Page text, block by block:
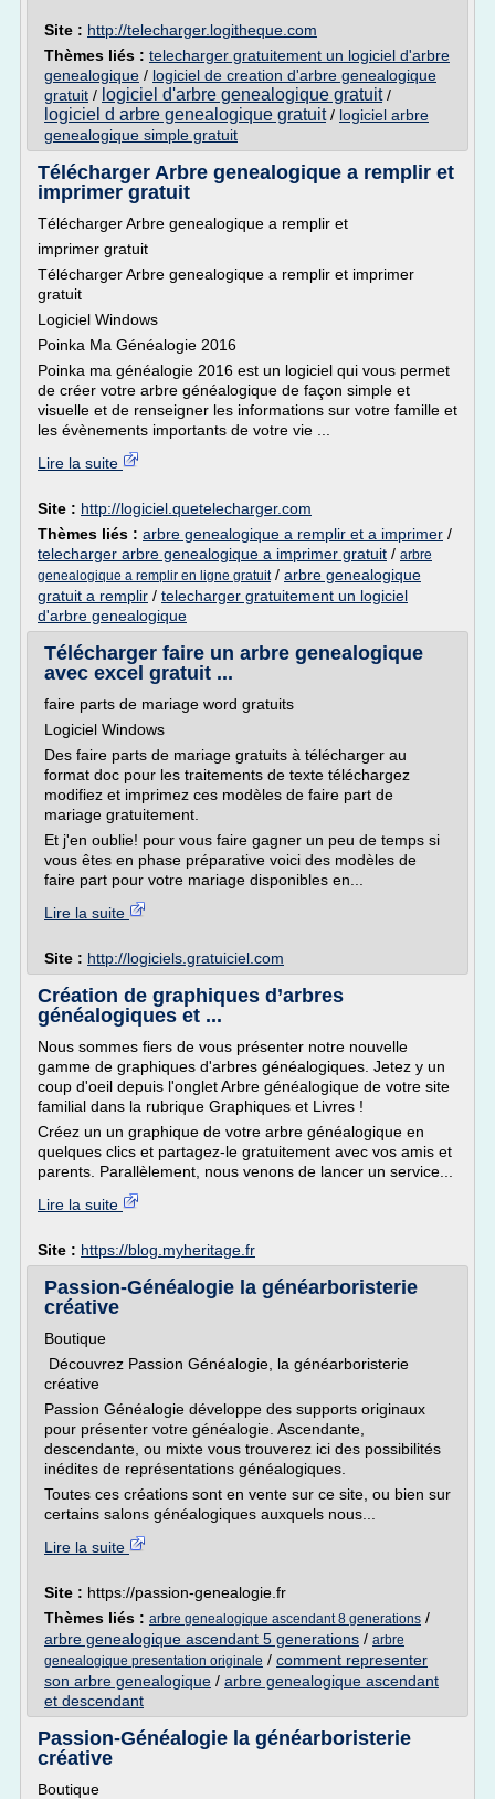
Site : http://telecharger.logitheque.com
Thèmes liés : telecharger gratuitement un logiciel d'arbre
genealogique / logiciel de creation d'arbre genealogique
gratuit / logiciel d'arbre genealogique gratuit/
logiciel d arbre genealogique gratuit/ logiciel arbre
genealogique simple gratuit
Télécharger Arbre genealogique a remplir et
imprimer gratuit
Télécharger Arbre genealogique a remplir et
imprimer gratuit
Télécharger Arbre genealogique a remplir et imprimer
gratuit
Logiciel Windows
Poinka Ma Généalogie 2016
Poinka ma généalogie 2016 est un logiciel qui vous permet
de créer votre arbre généalogique de façon simple et
visuelle et de renseigner les informations sur votre famille et
les évènements importants de votre vie ...
Lire la suite
Site : http://logiciel.quetelecharger.com
Thèmes liés : arbre genealogique a remplir et a imprimer /
telecharger arbre genealogique a imprimer gratuit / arbre
genealogique a remplir en ligne gratuit/ arbre genealogique
gratuit a remplir / telecharger gratuitement un logiciel
d'arbre genealogique
Télécharger faire un arbre genealogique
avec excel gratuit ...
faire parts de mariage word gratuits
Logiciel Windows
Des faire parts de mariage gratuits à télécharger au
format doc pour les traitements de texte téléchargez
modifiez et imprimez ces modèles de faire part de
mariage gratuitement.
Et j'en oublie! pour vous faire gagner un peu de temps si
vous êtes en phase préparative voici des modèles de
faire part pour votre mariage disponibles en...
Lire la suite
Site : http://logiciels.gratuiciel.com
Création de graphiques d’arbres
généalogiques et ...
Nous sommes fiers de vous présenter notre nouvelle
gamme de graphiques d'arbres généalogiques. Jetez y un
coup d'oeil depuis l'onglet Arbre généalogique de votre site
familial dans la rubrique Graphiques et Livres !
Créez un un graphique de votre arbre généalogique en
quelques clics et partagez-le gratuitement avec vos amis et
parents. Parallèlement, nous venons de lancer un service...
Lire la suite
Site : https://blog.myheritage.fr
Passion-Généalogie la généarboristerie
créative
Boutique
Découvrez Passion Généalogie, la généarboristerie
créative
Passion Généalogie développe des supports originaux
pour présenter votre généalogie. Ascendante,
descendante, ou mixte vous trouverez ici des possibilités
inédites de représentations généalogiques.
Toutes ces créations sont en vente sur ce site, ou bien sur
certains salons généalogiques auxquels nous...
Lire la suite
Site : https://passion-genealogie.fr
Thèmes liés : arbre genealogique ascendant 8 generations /
arbre genealogique ascendant 5 generations / arbre
genealogique presentation originale / comment representer
son arbre genealogique / arbre genealogique ascendant
et descendant
Passion-Généalogie la généarboristerie
créative
Boutique